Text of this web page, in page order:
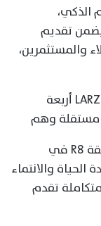
الذكي،
يضمن تقديم
والمستثمرين،
وتضم محفظة مشروعات LARZ Developments أربعة
مستقلة وهم
Madai، وهو مجتمع سكني متكامل بمنطقة R8 في
والانتماء
تقدم